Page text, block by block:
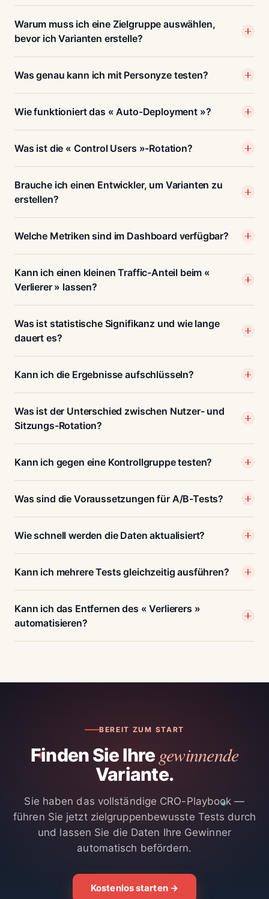
Warum muss ich eine Zielgruppe auswählen,
bevor ich Varianten erstelle?
Was genau kann ich mit Personyze testen?
Wie funktioniert das « Auto-Deployment »?
Was ist die « Control Users »-Rotation?
Brauche ich einen Entwickler, um Varianten zu
erstellen?
Welche Metriken sind im Dashboard verfügbar?
Kann ich einen kleinen Traffic-Anteil beim «
Verlierer » lassen?
Was ist statistische Signifikanz und wie lange
dauert es?
Kann ich die Ergebnisse aufschlüsseln?
Was ist der Unterschied zwischen Nutzer- und
Sitzungs-Rotation?
Kann ich gegen eine Kontrollgruppe testen?
Was sind die Voraussetzungen für A/B-Tests?
Wie schnell werden die Daten aktualisiert?
Kann ich mehrere Tests gleichzeitig ausführen?
Kann ich das Entfernen des « Verlierers »
automatisieren?
BEREIT ZUM START
Finden Sie Ihre gewinnende
Variante.
Sie haben das vollständige CRO-Playbook —
führen Sie jetzt zielgruppenbewusste Tests durch
und lassen Sie die Daten Ihre Gewinner
automatisch befördern.
Kostenlos starten →